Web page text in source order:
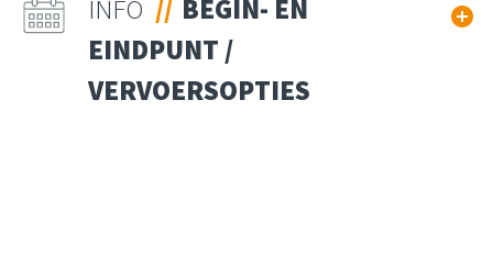
INFO
BEGIN- EN
EINDPUNT /
VERVOERSOPTIES